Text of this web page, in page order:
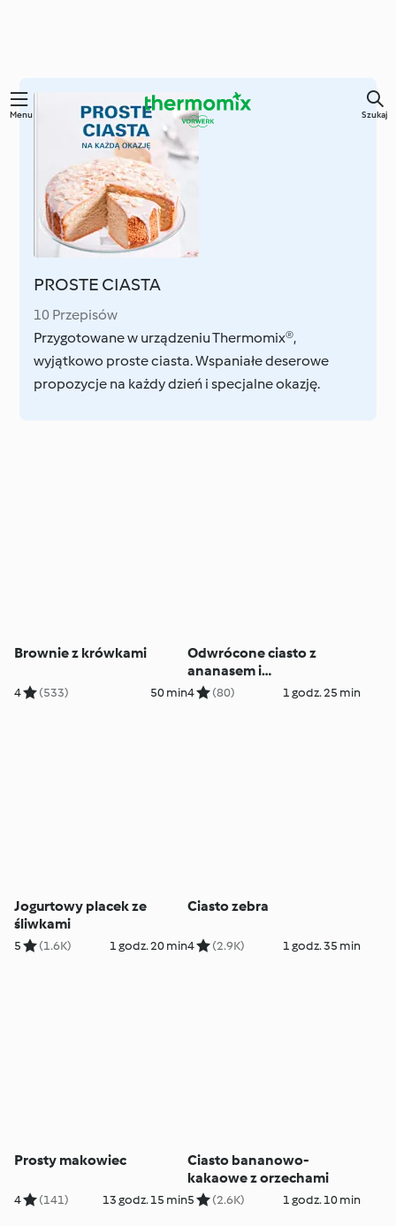
Przejdź
Menu Szukaj
PROSTE CIASTA
10 Przepisów
Przygotowane w urządzeniu Thermomix®,
wyjątkowo proste ciasta. Wspaniałe deserowe
propozycje na każdy dzień i specjalne okazję.
Brownie z krówkami
4 (533) 50 min
Odwrócone ciasto z
ananasem i
kandyzowanymi wiśniami
4 (80) 1 godz. 25 min
Jogurtowy placek ze
śliwkami
5 (1.6K) 1 godz. 20 min
Ciasto zebra
4 (2.9K) 1 godz. 35 min
Prosty makowiec
4 (141) 13 godz. 15 min
Ciasto bananowo-
kakaowe z orzechami
5 (2.6K) 1 godz. 10 min